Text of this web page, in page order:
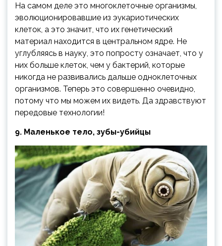
На самом деле это многоклеточные организмы,
эволюционировавшие из эукариотических
клеток, а это значит, что их генетический
материал находится в центральном ядре. Не
углубляясь в науку, это попросту означает, что у
них больше клеток, чем у бактерий, которые
никогда не развивались дальше одноклеточных
организмов. Теперь это совершенно очевидно,
потому что мы можем их видеть. Да здравствуют
передовые технологии!
9. Маленькое тело, зубы-убийцы